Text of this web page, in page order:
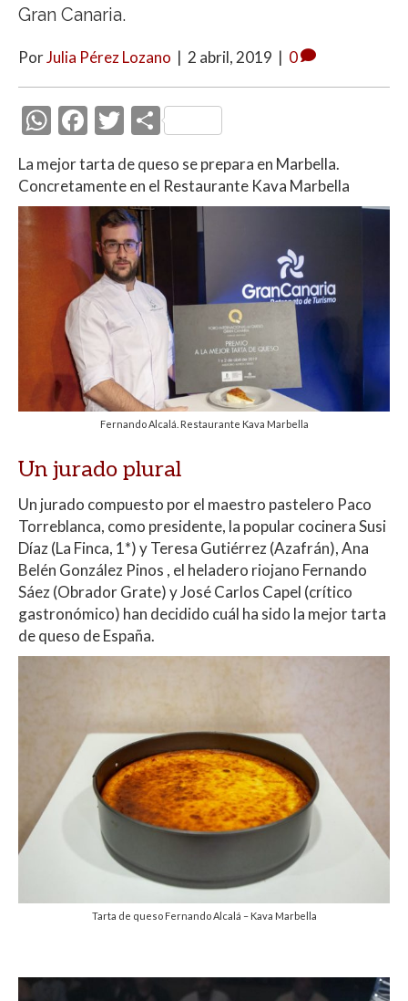
Gran Canaria.
PorJulia Pérez Lozano | 2 abril, 2019 | 0
W
h
at
s
A
F
ac
e
b
o
o
k
T
w
itt
er
C
m
p
ar
r
La mejor tarta de queso se prepara en Marbella.
Concretamente en el Restaurante Kava Marbella
Fernando Alcalá. Restaurante Kava Marbella
Un jurado plural
Un jurado compuesto por el maestro pastelero Paco
Torreblanca, como presidente, la popular cocinera Susi
Díaz (La Finca, 1*) y Teresa Gutiérrez (Azafrán), Ana
Belén González Pinos , el heladero riojano Fernando
Sáez (Obrador Grate) y José Carlos Capel (crítico
gastronómico) han decidido cuál ha sido la mejor tarta
de queso de España.
Tarta de queso Fernando Alcalá – Kava Marbella